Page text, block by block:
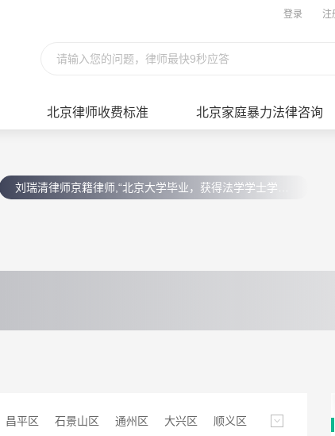
登录 注
请输入您的问题，律师最快9秒应答
北京律师收费标准 北京家庭暴力法律咨询
昌平区 石景山区 通州区 大兴区 顺义区